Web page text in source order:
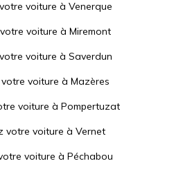
voiture à Venerque
voiture à Miremont
voiture à Saverdun
voiture à Mazères
voiture à Pompertuzat
votre voiture à Vernet
voiture à Péchabou